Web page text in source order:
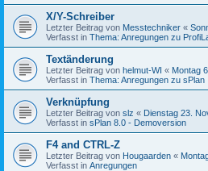
X/Y-Schreiber
Letzter Beitrag von Messtechniker «
Verfasst in Thema: Anregungen zu
Textänderung
Letzter Beitrag von helmut-WI « Montag
Verfasst in Thema: Anregungen zu sPlan
Verknüpfung
Letzter Beitrag von slz « Dienstag 23.
Verfasst in sPlan 8.0 - Demoversion
F4 and CTRL-Z
Letzter Beitrag von Hougaarden «
Verfasst in Anregungen